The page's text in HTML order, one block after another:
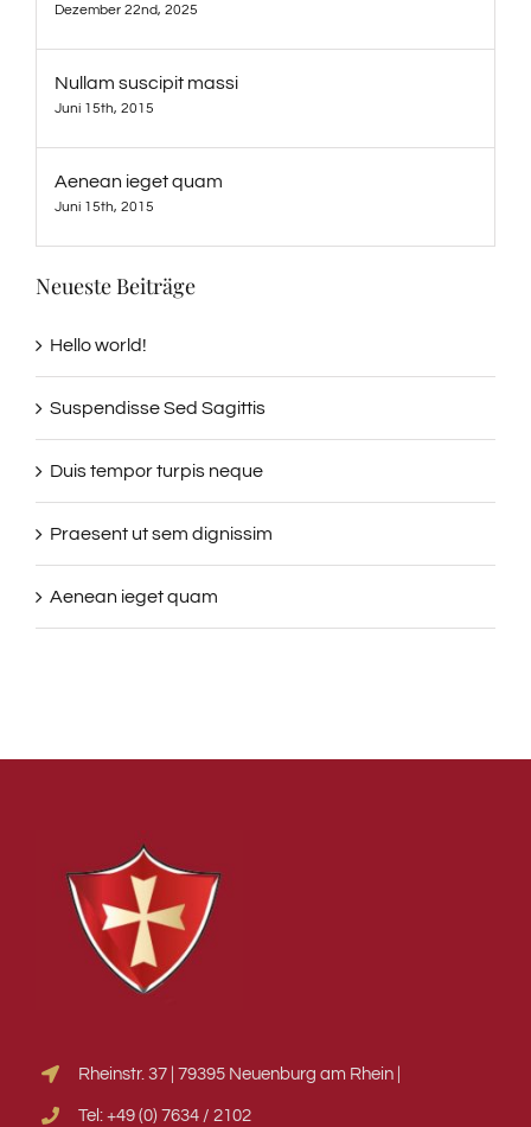
Dezember 22nd, 2025
Nullam suscipit massi
Juni 15th, 2015
Aenean ieget quam
Juni 15th, 2015
Neueste Beiträge
Hello world!
Suspendisse Sed Sagittis
Duis tempor turpis neque
Praesent ut sem dignissim
Aenean ieget quam
Rheinstr. 37 | 79395 Neuenburg am Rhein |
Tel: +49 (0) 7634 / 2102